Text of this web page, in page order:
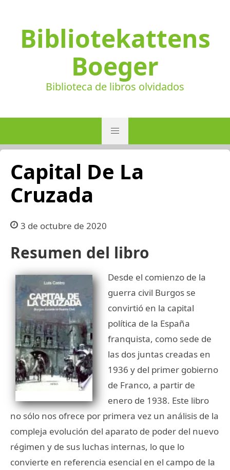
Bibliotekattens
Boeger
Biblioteca de libros olvidados
Capital De La
Cruzada
3 de octubre de 2020
Resumen del libro
Desde el comienzo de la
guerra civil Burgos se
convirtió en la capital
política de la España
franquista, como sede de
las dos juntas creadas en
1936 y del primer gobierno
de Franco, a partir de
enero de 1938. Este libro
no sólo nos ofrece por primera vez un análisis de la
compleja evolución del aparato de poder del nuevo
régimen y de sus luchas internas, lo que lo
convierte en referencia esencial en el campo de la